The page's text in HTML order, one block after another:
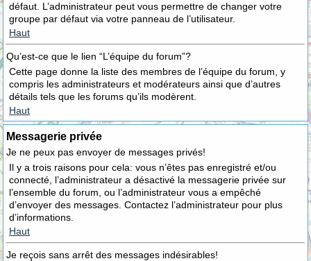
défaut. L’administrateur peut vous permettre de changer votre
groupe par défaut via votre panneau de l’utilisateur.
Haut
Qu’est-ce que le lien “L’équipe du forum”?
Cette page donne la liste des membres de l’équipe du forum, y
compris les administrateurs et modérateurs ainsi que d’autres
détails tels que les forums qu’ils modèrent.
Haut
Messagerie privée
Je ne peux pas envoyer de messages privés!
Il y a trois raisons pour cela: vous n’êtes pas enregistré et/ou
connecté, l’administrateur a désactivé la messagerie privée sur
l’ensemble du forum, ou l’administrateur vous a empêché
d’envoyer des messages. Contactez l’administrateur pour plus
d’informations.
Haut
Je reçois sans arrêt des messages indésirables!